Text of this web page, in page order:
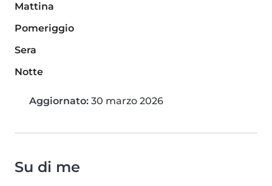
Mattina
Pomeriggio
Sera
Notte
Aggiornato: 30 marzo 2026
Su di me